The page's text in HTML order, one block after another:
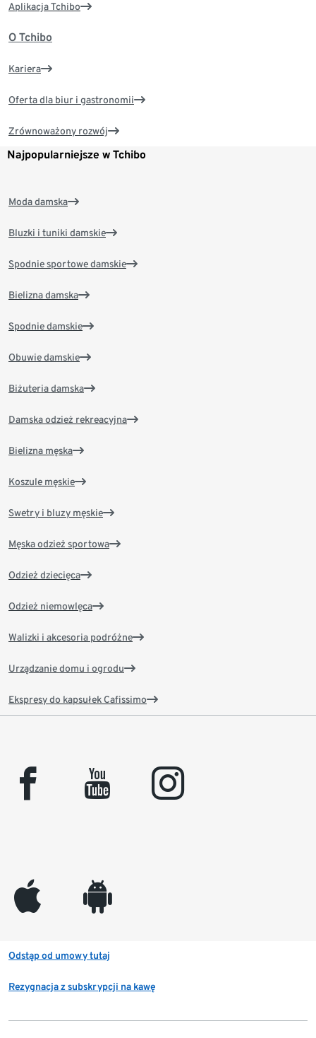
Aplikacja Tchibo
O Tchibo
Kariera
Oferta dla biur i gastronomii
Zrównoważony rozwój
Najpopularniejsze w Tchibo
Moda damska
Bluzki i tuniki damskie
Spodnie sportowe damskie
Bielizna damska
Spodnie damskie
Obuwie damskie
Biżuteria damska
Damska odzież rekreacyjna
Bielizna męska
Koszule męskie
Swetry i bluzy męskie
Męska odzież sportowa
Odzież dziecięca
Odzież niemowlęca
Walizki i akcesoria podróżne
Urządzanie domu i ogrodu
Ekspresy do kapsułek Cafissimo
facebook youtube instagram
appleinc android
Odstąp od umowy tutaj
Rezygnacja z subskrypcji na kawę